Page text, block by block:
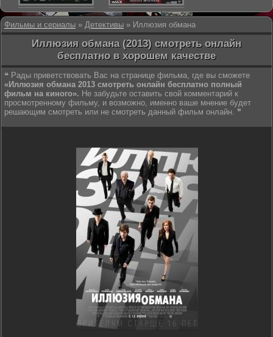
Фильмы и сериалы » Детективы » Иллюзия обмана
Иллюзия обмана (2013) смотреть онлайн
бесплатно в хорошем качестве
❝ Рады приветствовать Вас на странице фильма, где вы сможете
«Иллюзия обмана 2013 смотреть онлайн бесплатно полный
фильм на киного». Не забудьте оставить свой комментарий к
просмотренному фильму, и возможно, именно ваше мнение будет
решающим смотреть или не смотреть данный фильм онлайн. ❞